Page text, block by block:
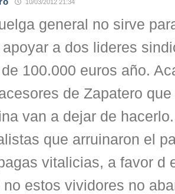
10/03/2012 21:34
general no sirve
apoyar a dos lideres
100.000 euros año.
de Zapatero
van a dejar de
que arruinaron el
vitalicias, a favor d
no estos vividores no